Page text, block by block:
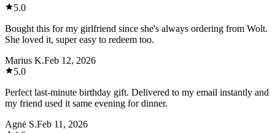
5.0
Bought this for my girlfriend since she's always ordering from Wolt.
She loved it, super easy to redeem too.
Marius K.Feb 12, 2026
5.0
Perfect last-minute birthday gift. Delivered to my email instantly and
my friend used it same evening for dinner.
Agnė S.Feb 11, 2026